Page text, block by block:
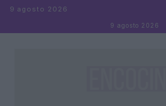
Saltar al contenido
9 agosto 2026
9 agosto 2026